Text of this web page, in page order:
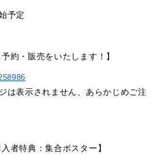
予定
約・販売をいたします！】
は表示されません、あらかじめご注
者特典：集合ポスター】